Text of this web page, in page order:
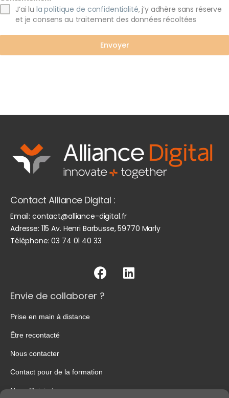
J’ai lu la politique de confidentialité, j’y adhère sans réserve
et je consens au traitement des données récoltées
Envoyer
Contact Alliance Digital :
Email: contact@alliance-digital.fr
Adresse: 115 Av. Henri Barbusse, 59770 Marly
Téléphone:03 74 01 40 33
Envie de collaborer ?
Prise en main à distance
Être recontacté
Nous contacter
Contact pour de la formation
Nous Rejoindre